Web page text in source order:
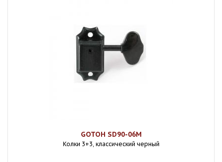
GOTOH SD90-06M
Колки 3+3, классический черный